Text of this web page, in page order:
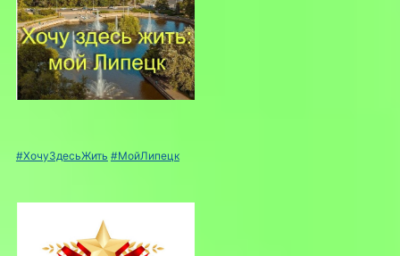
#ХочуЗдесьЖить #МойЛипецк